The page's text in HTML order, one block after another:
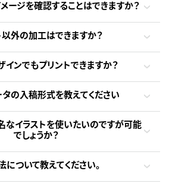
ージを確認することはできますか？
以外の加工はできますか？
インでもプリントできますか？
の入稿形式を教えてください
なイラストを使いたいのですが可能
でしょうか？
について教えてください。